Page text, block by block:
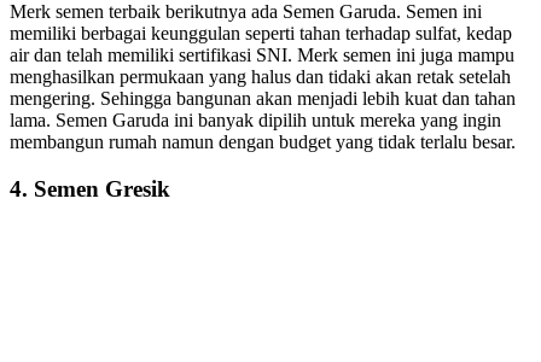
Merk semen terbaik berikutnya ada Semen Garuda. Semen ini
memiliki berbagai keunggulan seperti tahan terhadap sulfat, kedap
air dan telah memiliki sertifikasi SNI. Merk semen ini juga mampu
menghasilkan permukaan yang halus dan tidaki akan retak setelah
mengering. Sehingga bangunan akan menjadi lebih kuat dan tahan
lama. Semen Garuda ini banyak dipilih untuk mereka yang ingin
membangun rumah namun dengan budget yang tidak terlalu besar.
4. Semen Gresik